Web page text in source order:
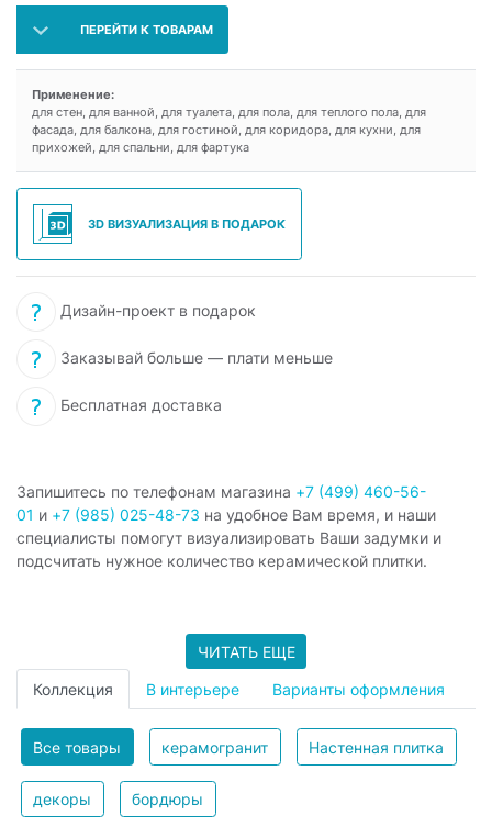
ПЕРЕЙТИ К ТОВАРАМ
Применение:
для стен, для ванной, для туалета, для пола, для теплого пола, для
фасада, для балкона, для гостиной, для коридора, для кухни, для
прихожей, для спальни, для фартука
3D ВИЗУАЛИЗАЦИЯ В ПОДАРОК
Дизайн-проект в подарок
Заказывай больше — плати меньше
Бесплатная доставка
Запишитесь по телефонам магазина +7 (499) 460-56-
01 и +7 (985) 025-48-73 на удобное Вам время, и наши
специалисты помогут визуализировать Ваши задумки и
подсчитать нужное количество керамической плитки.
ЧИТАТЬ ЕЩЕ
Коллекция В интерьере Варианты оформления
Все товары керамогранит Настенная плитка
декоры бордюры